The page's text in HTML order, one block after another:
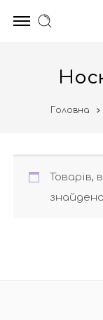
Головна
Товарів,